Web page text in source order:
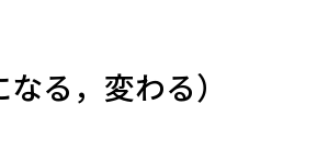
る，変わる）